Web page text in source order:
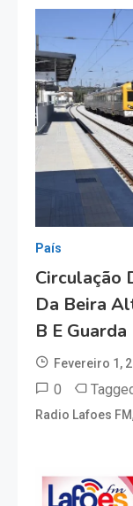
País
Circulação
Da Beira
B E Guarda
Fevereiro 1,
0
Radio Lafoes FM,